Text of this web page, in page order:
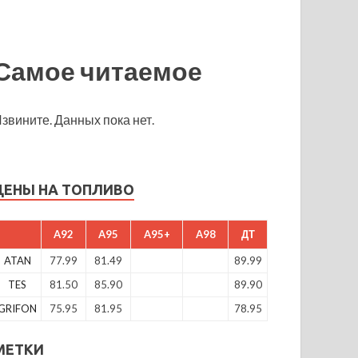
читаемое
Данных пока нет.
НА ТОПЛИВО
A92 A95 A95+ A98 ДТ
ATAN 77.99 81.49
89.99
TES
81.50 85.90
89.90
75.95 81.95 78.95